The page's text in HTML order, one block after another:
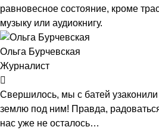
равновесное состояние, кроме
музыку или аудиокнигу.
Ольга Бурчевская
Журналист
Свершилось, мы с батей
землю под ним! Правда,
нас уже не осталось…